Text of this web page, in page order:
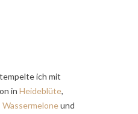
ich mit
in Heideblüte,
Wassermeloneund